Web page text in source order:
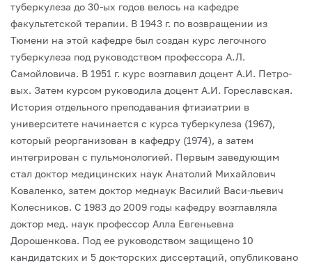
туберкулеза до 30-ых годов велось на кафедре
факультетской терапии. В 1943 г. по возвращении из
Тюмени на этой кафедре был создан курс легочного
туберкулеза под руководством профессора А.Л.
Самойловича. В 1951 г. курс возглавил доцент А.И. Петро-
вых. Затем курсом руководила доцент А.И. Гореславская.
История отдельного преподавания фтизиатрии в
университете начинается с курса туберкулеза (1967),
который реорганизован в кафедру (1974), а затем
интегрирован с пульмонологией. Первым заведующим
стал доктор медицинских наук Анатолий Михайлович
Коваленко, затем доктор меднаук Василий Васи-льевич
Колесников. С 1983 до 2009 годы кафедру возглавляла
доктор мед. наук профессор Алла Евгеньевна
Дорошенкова. Под ее руководством защищено 10
кандидатских и 5 док-торских диссертаций, опубликовано